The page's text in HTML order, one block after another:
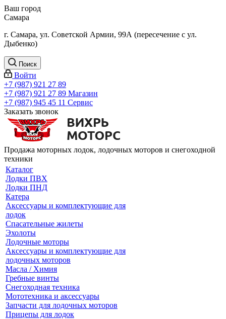
Ваш город
Самара
г. Самара, ул. Советской Армии, 99А (пересечение с ул.
Дыбенко)
Поиск
Войти
+7 (987) 921 27 89
+7 (987) 921 27 89 Магазин
+7 (987) 945 45 11 Сервис
Заказать звонок
Продажа моторных лодок, лодочных моторов и снегоходной
техники
Каталог
Лодки ПВХ
Лодки ПНД
Катера
Аксессуары и комплектующие для
лодок
Спасательные жилеты
Эхолоты
Лодочные моторы
Аксессуары и комплектующие для
лодочных моторов
Масла / Химия
Гребные винты
Снегоходная техника
Мототехника и аксессуары
Запчасти для лодочных моторов
Прицепы для лодок